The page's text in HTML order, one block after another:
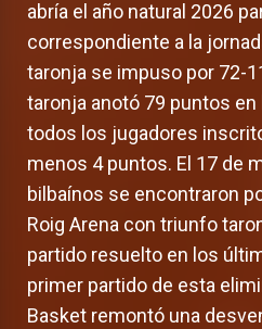
abría el año natural 2026
correspondiente a la
taronja se impuso por 72-
taronja anotó 79 puntos
todos los jugadores
menos 4 puntos. El 17 de
bilbaínos se encontraron
Roig Arena con triunfo
partido resuelto en los
primer partido de esta
Basket remontó una